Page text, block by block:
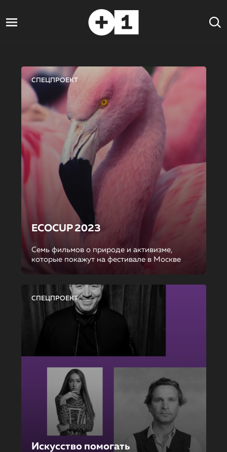
СПЕЦПРОЕКТ
ECOCUP 2023
Семь фильмов о природе и активизме,
которые покажут на фестивале в Москве
СПЕЦПРОЕКТ
Искусство помогать